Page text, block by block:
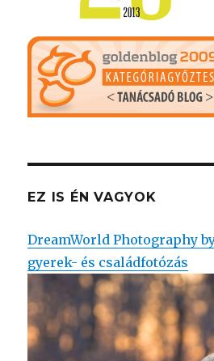
EZ IS ÉN VAGYOK
DreamWorld Photography
gyerek- és családfotózás